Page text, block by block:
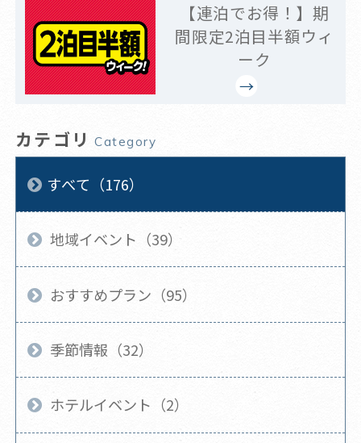
【連泊でお得！】期
間限定2泊目半額ウィ
ーク
カテゴリ Category
すべて（176）
地域イベント（39）
おすすめプラン（95）
季節情報（32）
ホテルイベント（2）